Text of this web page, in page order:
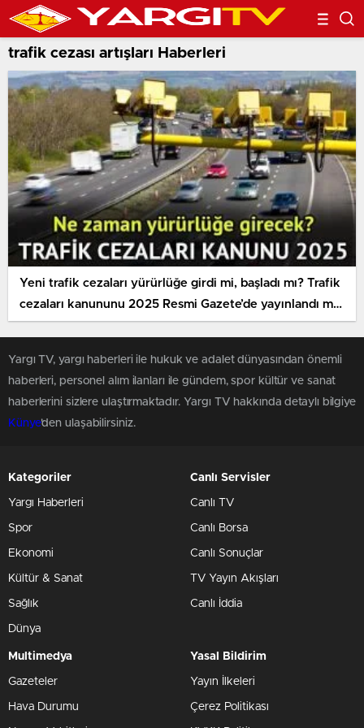
trafik cezası artışları Haberleri
Yeni trafik cezaları yürürlüğe girdi mi, başladı mı? Trafik
cezaları kanununu 2025 Resmi Gazete’de yayınlandı mı,
yasalaştı mı?
Yargı TV, yargı haberleri ile hukuk ve adalet dünyasından önemli
haberleri, personel alım ilanları ile gündem, spor kültür ve sanat
haberlerini sizlere ulaştırmaktadır. Yargı TV hakkında detaylı bilgiye
Künye'den ulaşabilirsiniz.
Kategoriler
Yargı Haberleri
Spor
Ekonomi
Kültür & Sanat
Sağlık
Dünya
Canlı Servisler
Canlı TV
Canlı Borsa
Canlı Sonuçlar
TV Yayın Akışları
Canlı İddia
Multimedya
Gazeteler
Hava Durumu
Yasal Bildirim
Yayın İlkeleri
Çerez Politikası